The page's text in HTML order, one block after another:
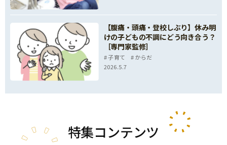
【腹痛・頭痛・登校しぶり】休み明
けの子どもの不調にどう向き合う？
［専門家監修］
子育て
からだ
2026.5.7
特集コンテンツ